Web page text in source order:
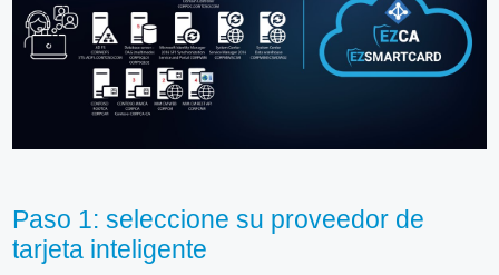
Paso 1: seleccione su proveedor de
tarjeta inteligente